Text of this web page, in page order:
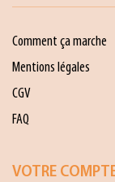
Comment ça marche
Mentions légales
CGV
FAQ
VOTRE